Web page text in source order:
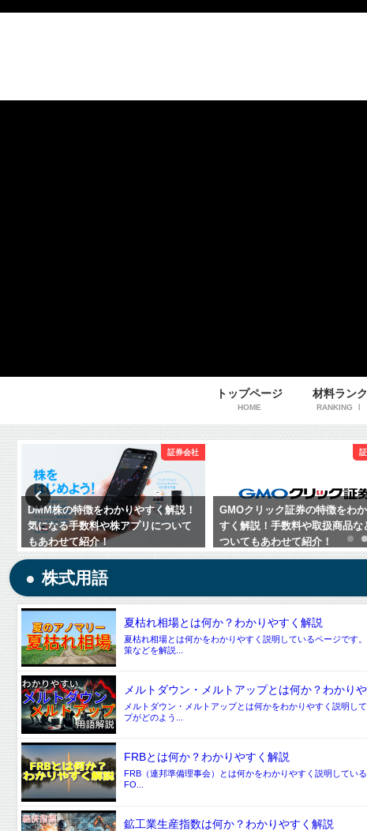
トップページ
HOME
材料ランク
RANKING Ⅰ
証券会社
DMM株の特徴をわかりやすく解説！
気になる手数料や株アプリについて
もあわせて紹介！
GMOクリック証券の特徴をわ
すく解説！手数料や取扱商品な
ついてもあわせて紹介！
株式用語
夏枯れ相場とは何か？わかりやすく解説
夏枯れ相場とは何かをわかりやすく説明しているページです
策などを解説...
メルトダウン・メルトアップとは何か？わかり
メルトダウン・メルトアップとは何かをわかりやすく説明し
プがどのよう...
FRBとは何か？わかりやすく解説
FRB（連邦準備理事会）とは何かをわかりやすく説明してい
FO...
鉱工業生産指数は何か？わかりやすく解説